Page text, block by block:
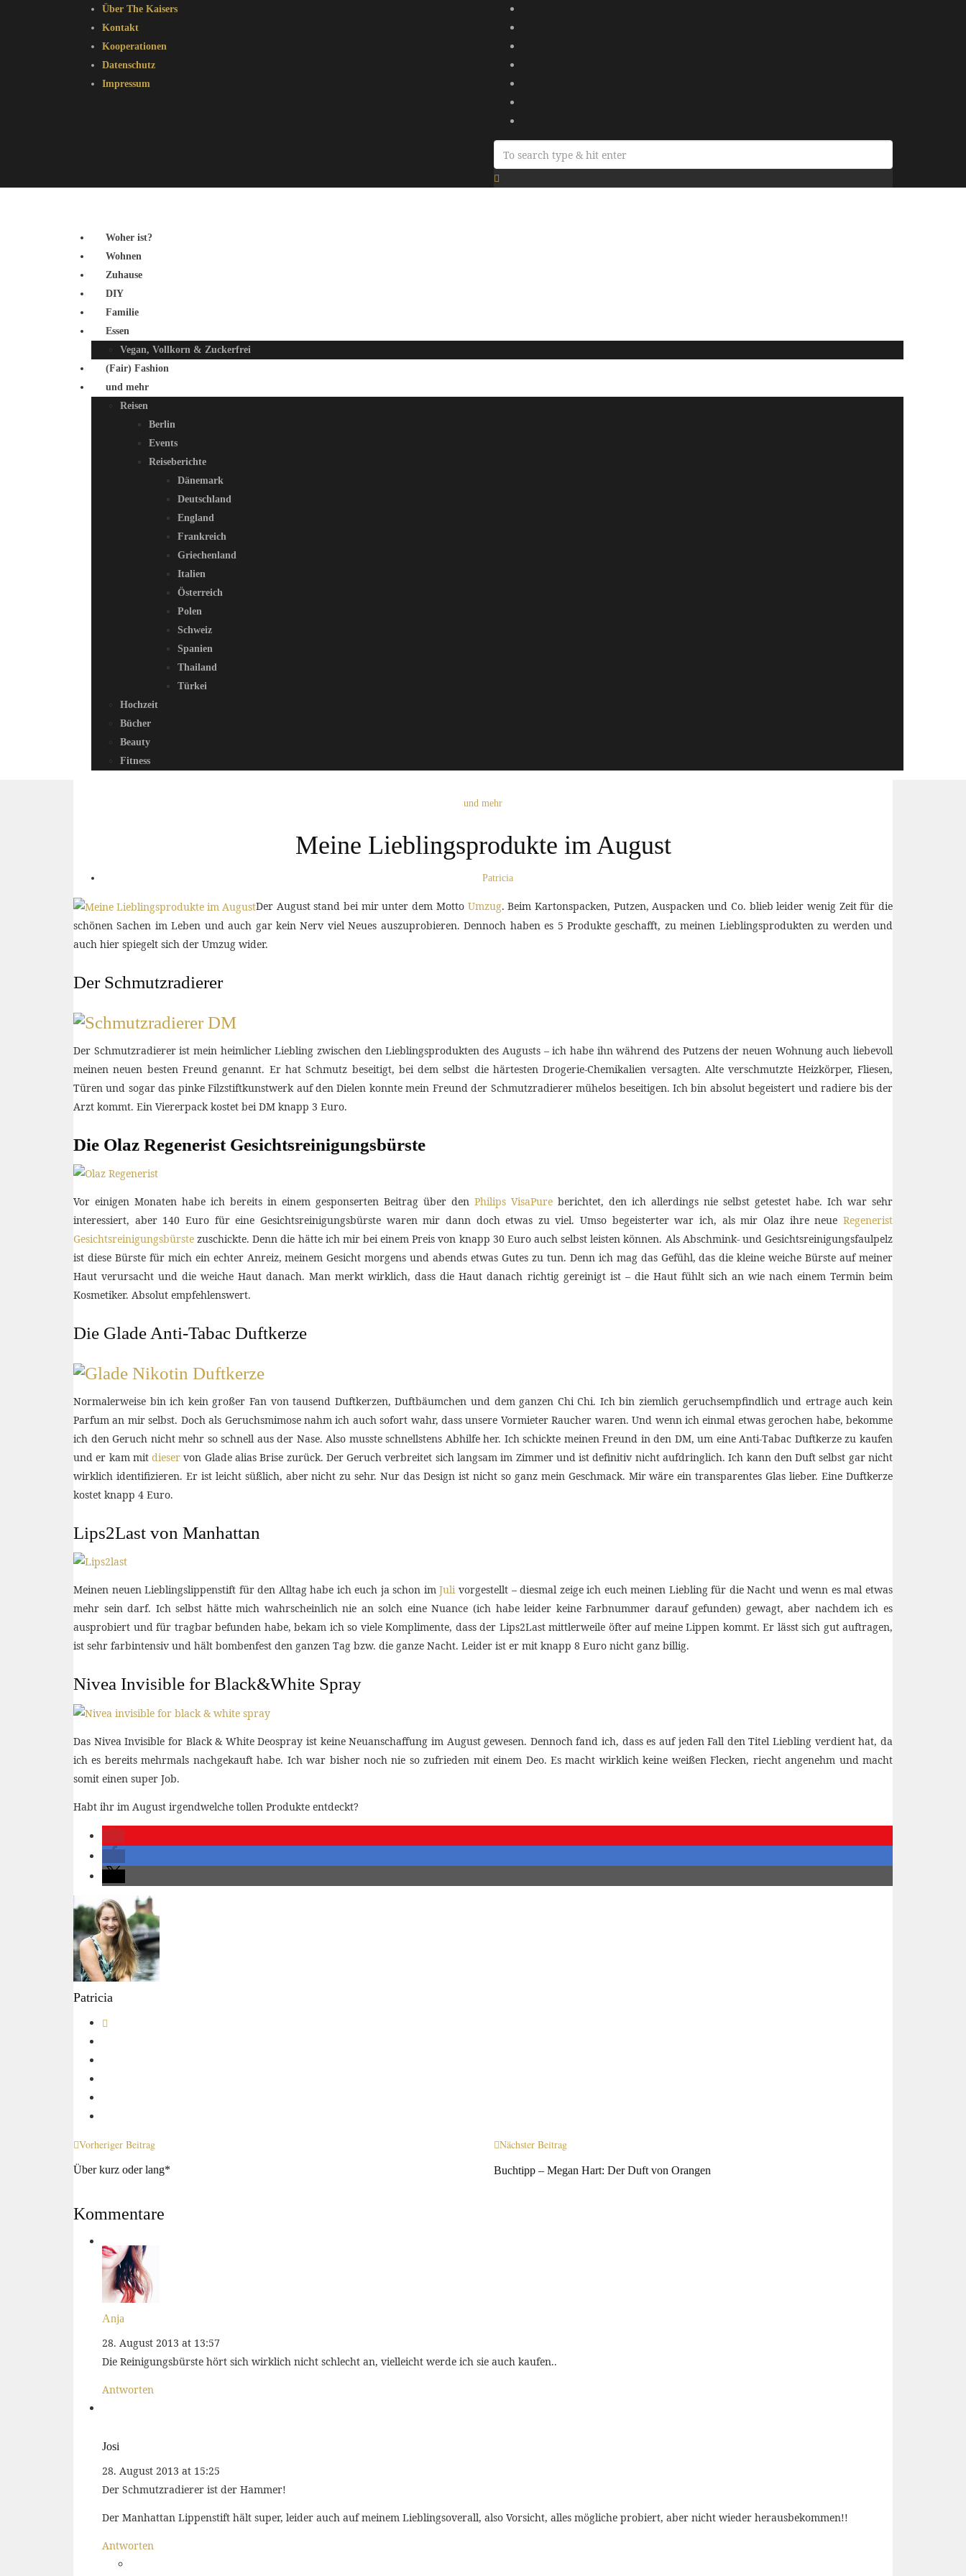
Über The Kaisers
Kontakt
Kooperationen
Datenschutz
Impressum
Woher ist?
Wohnen
Zuhause
DIY
Familie
Essen
Vegan, Vollkorn & Zuckerfrei
(Fair) Fashion
und mehr
Reisen
Berlin
Events
Reiseberichte
Dänemark
Deutschland
England
Frankreich
Griechenland
Italien
Österreich
Polen
Schweiz
Spanien
Thailand
Türkei
Hochzeit
Bücher
Beauty
Fitness
und mehr
Meine Lieblingsprodukte im August
Patricia
Der August stand bei mir unter dem Motto Umzug. Beim Kartonspacken, Putzen, Auspacken und Co. blieb leider wenig Zeit für die
schönen Sachen im Leben und auch gar kein Nerv viel Neues auszuprobieren. Dennoch haben es 5 Produkte geschafft, zu meinen Lieblingsprodukten zu werden und
auch hier spiegelt sich der Umzug wider.
Der Schmutzradierer
Der Schmutzradierer ist mein heimlicher Liebling zwischen den Lieblingsprodukten des Augusts – ich habe ihn während des Putzens der neuen Wohnung auch liebevoll
meinen neuen besten Freund genannt. Er hat Schmutz beseitigt, bei dem selbst die härtesten Drogerie-Chemikalien versagten. Alte verschmutzte Heizkörper, Fliesen,
Türen und sogar das pinke Filzstiftkunstwerk auf den Dielen konnte mein Freund der Schmutzradierer mühelos beseitigen. Ich bin absolut begeistert und radiere bis der
Arzt kommt. Ein Viererpack kostet bei DM knapp 3 Euro.
Die Olaz Regenerist Gesichtsreinigungsbürste
Vor einigen Monaten habe ich bereits in einem gesponserten Beitrag über den Philips VisaPure berichtet, den ich allerdings nie selbst getestet habe. Ich war sehr
interessiert, aber 140 Euro für eine Gesichtsreinigungsbürste waren mir dann doch etwas zu viel. Umso begeisterter war ich, als mir Olaz ihre neue Regenerist
Gesichtsreinigungsbürste zuschickte. Denn die hätte ich mir bei einem Preis von knapp 30 Euro auch selbst leisten können. Als Abschmink- und Gesichtsreinigungsfaulpelz
ist diese Bürste für mich ein echter Anreiz, meinem Gesicht morgens und abends etwas Gutes zu tun. Denn ich mag das Gefühl, das die kleine weiche Bürste auf meiner
Haut verursacht und die weiche Haut danach. Man merkt wirklich, dass die Haut danach richtig gereinigt ist – die Haut fühlt sich an wie nach einem Termin beim
Kosmetiker. Absolut empfehlenswert.
Die Glade Anti-Tabac Duftkerze
Normalerweise bin ich kein großer Fan von tausend Duftkerzen, Duftbäumchen und dem ganzen Chi Chi. Ich bin ziemlich geruchsempfindlich und ertrage auch kein
Parfum an mir selbst. Doch als Geruchsmimose nahm ich auch sofort wahr, dass unsere Vormieter Raucher waren. Und wenn ich einmal etwas gerochen habe, bekomme
ich den Geruch nicht mehr so schnell aus der Nase. Also musste schnellstens Abhilfe her. Ich schickte meinen Freund in den DM, um eine Anti-Tabac Duftkerze zu kaufen
und er kam mitdieser von Glade alias Brise zurück. Der Geruch verbreitet sich langsam im Zimmer und ist definitiv nicht aufdringlich. Ich kann den Duft selbst gar nicht
wirklich identifizieren. Er ist leicht süßlich, aber nicht zu sehr. Nur das Design ist nicht so ganz mein Geschmack. Mir wäre ein transparentes Glas lieber. Eine Duftkerze
kostet knapp 4 Euro.
Lips2Last von Manhattan
Meinen neuen Lieblingslippenstift für den Alltag habe ich euch ja schon imJulivorgestellt – diesmal zeige ich euch meinen Liebling für die Nacht und wenn es mal etwas
mehr sein darf. Ich selbst hätte mich wahrscheinlich nie an solch eine Nuance (ich habe leider keine Farbnummer darauf gefunden) gewagt, aber nachdem ich es
ausprobiert und für tragbar befunden habe, bekam ich so viele Komplimente, dass der Lips2Last mittlerweile öfter auf meine Lippen kommt. Er lässt sich gut auftragen,
ist sehr farbintensiv und hält bombenfest den ganzen Tag bzw. die ganze Nacht. Leider ist er mit knapp 8 Euro nicht ganz billig.
Nivea Invisible for Black&White Spray
Das Nivea Invisible for Black & White Deospray ist keine Neuanschaffung im August gewesen. Dennoch fand ich, dass es auf jeden Fall den Titel Liebling verdient hat, da
ich es bereits mehrmals nachgekauft habe. Ich war bisher noch nie so zufrieden mit einem Deo. Es macht wirklich keine weißen Flecken, riecht angenehm und macht
somit einen super Job.
Habt ihr im August irgendwelche tollen Produkte entdeckt?
Patricia
Vorheriger Beitrag
Über kurz oder lang*
Nächster Beitrag
Buchtipp – Megan Hart: Der Duft von Orangen
Kommentare
Anja
28. August 2013 at 13:57
Die Reinigungsbürste hört sich wirklich nicht schlecht an, vielleicht werde ich sie auch kaufen..
Antworten
Josi
28. August 2013 at 15:25
Der Schmutzradierer ist der Hammer!
Der Manhattan Lippenstift hält super, leider auch auf meinem Lieblingsoverall, also Vorsicht, alles mögliche probiert, aber nicht wieder herausbekommen!!
Antworten